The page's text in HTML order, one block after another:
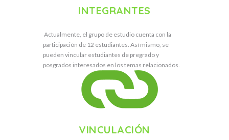
INTEGRANTES
Actualmente, el grupo de estudio cuenta con la
participación de 12 estudiantes. Así mismo, se
pueden vincular estudiantes de pregrado y
posgrados interesados en los temas relacionados.
VINCULACIÓN